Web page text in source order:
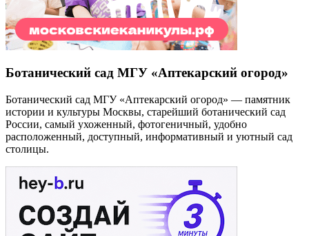
Ботанический сад МГУ «Аптекарский огород»
Ботанический сад МГУ «Аптекарский огород» — памятник
истории и культуры Москвы, старейший ботанический сад
России, самый ухоженный, фотогеничный, удобно
расположенный, доступный, информативный и уютный сад
столицы.